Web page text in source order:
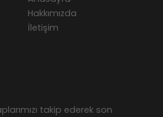
Hakkımızda
İletişim
takip ederek son